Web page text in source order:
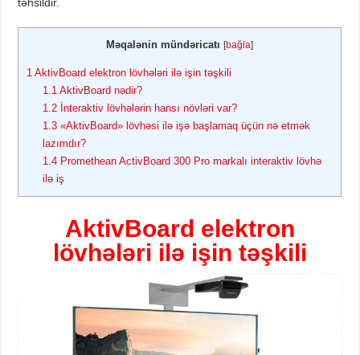
Məqalənin mündəricatı [bağla]
1 AktivBoard elektron lövhələri ilə işin təşkili
1.1 AktivBoard nədir?
1.2 İnteraktiv lövhələrin hansı növləri var?
1.3 «AktivBoard» lövhəsi ilə işə başlamaq üçün nə etmək
lazımdır?
1.4 Promethean ActivBoard 300 Pro markalı interaktiv lövhə
ilə iş
AktivBoard elektron
lövhələri ilə işin təşkili